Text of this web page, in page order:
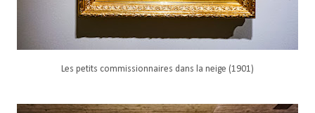
Les petits commissionnaires dans la neige (1901)